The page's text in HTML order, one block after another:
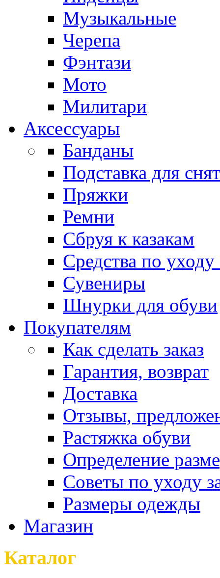
Музыкальные
Черепа
Фэнтази
Мото
Милитари
Аксессуары
Банданы
Подставка для
Пряжки
Ремни
Сбруя к казакам
Средства по
Сувениры
Шнурки для обуви
Покупателям
Как сделать заказ
Гарантия, возврат
Доставка
Отзывы,
Растяжка обуви
Определение
Советы по уходу
Размеры одежды
Магазин
Каталог